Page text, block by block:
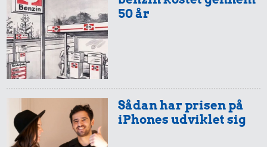
Taxatur,
Hovedbanegården-
Lufthavnen
50 år
Sådan har prisen på
iPhones udviklet sig